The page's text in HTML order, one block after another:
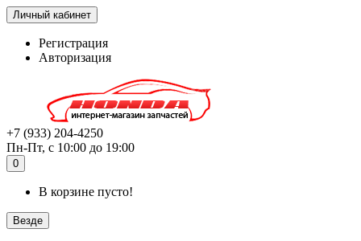
Личный кабинет
Регистрация
Авторизация
+7 (933) 204-4250
Пн-Пт, с 10:00 до 19:00
0
В корзине пусто!
Везде